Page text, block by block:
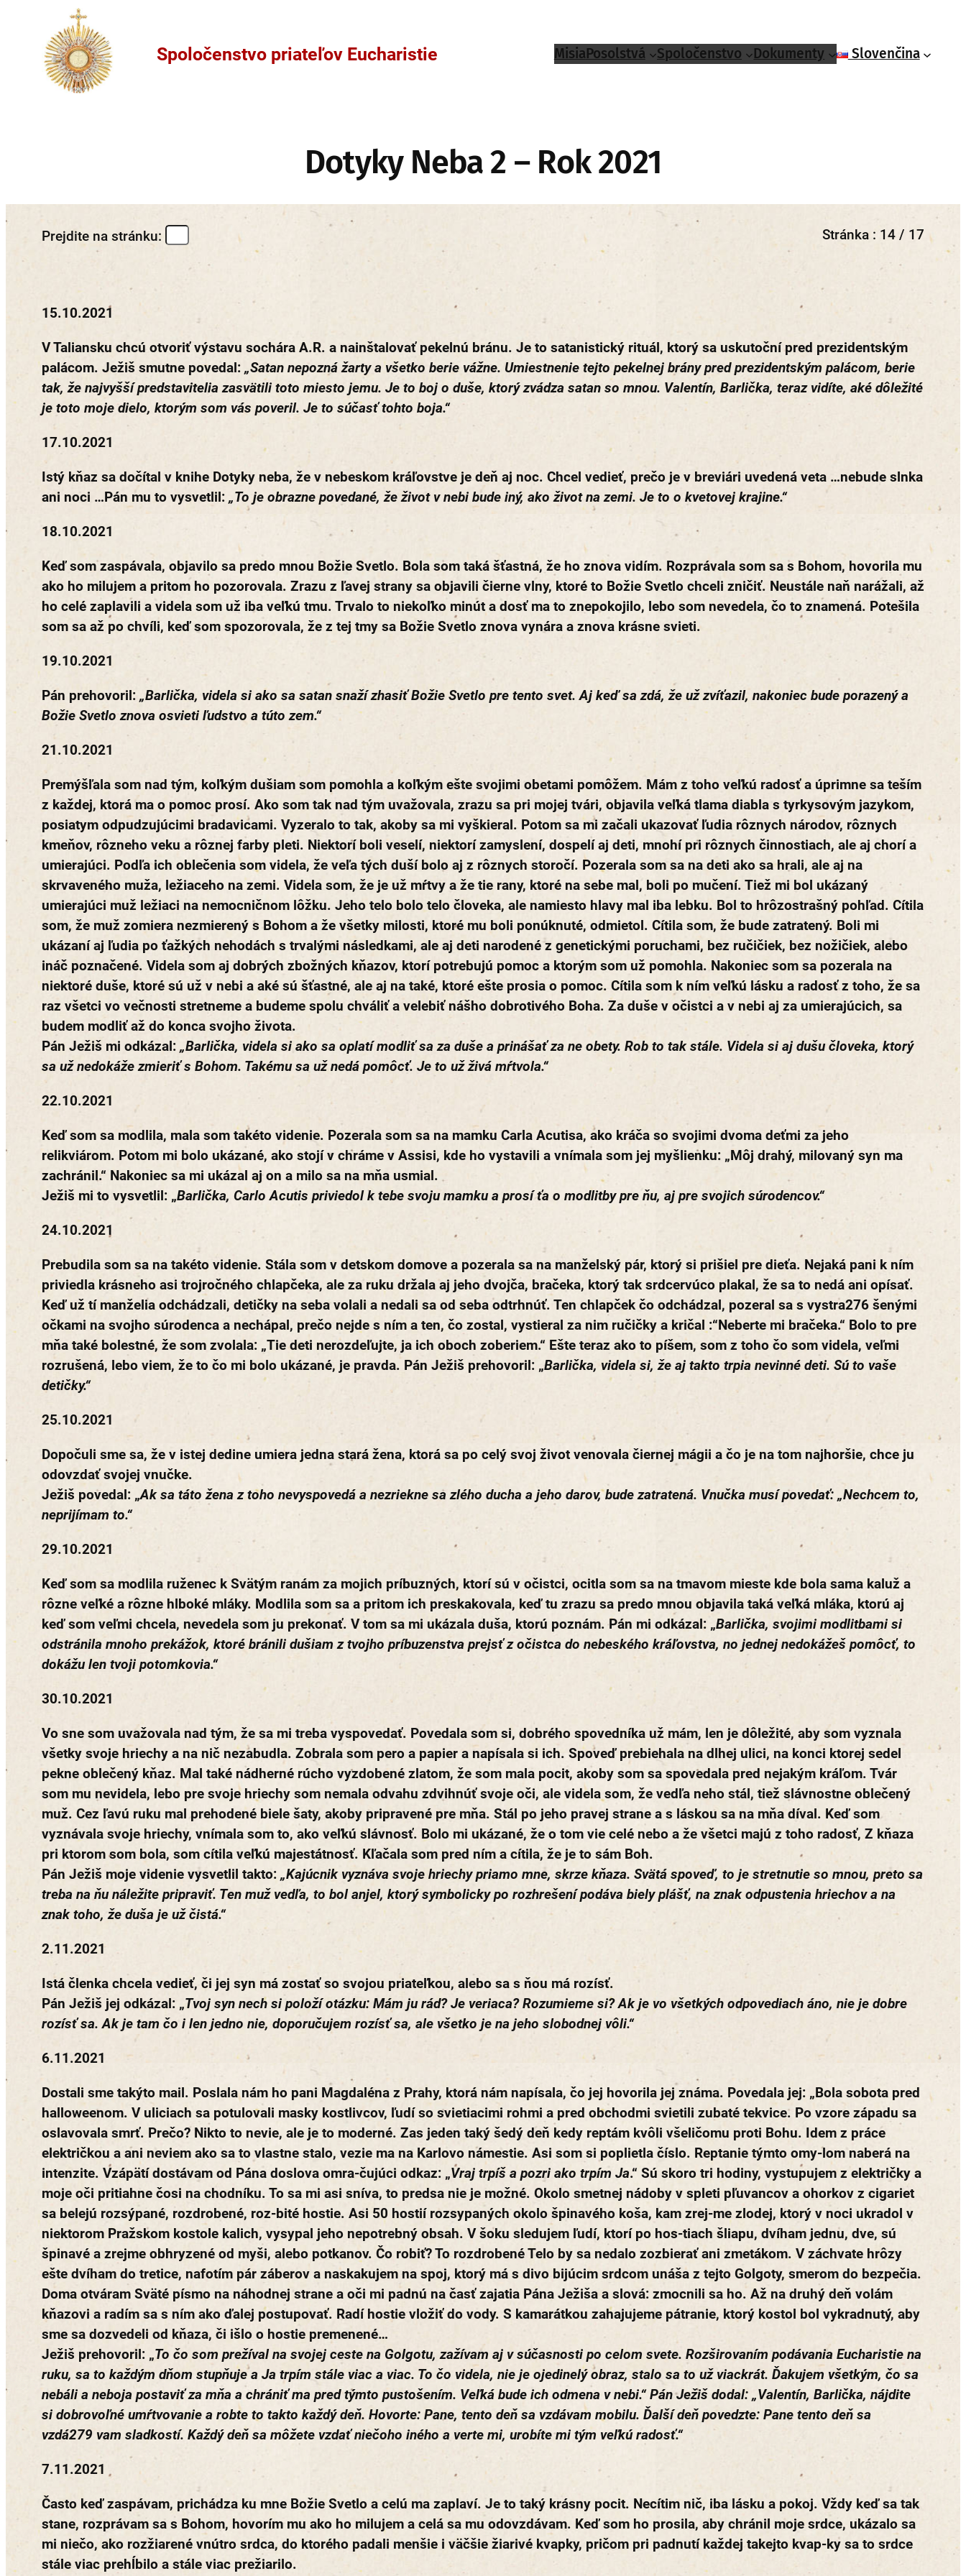
Spoločenstvo priateľov Eucharistie MisiaPosolstvá Spoločenstvo Dokumenty Slovenčina
Dotyky Neba 2 – Rok 2021
Prejdite na stránku: Stránka : 14 / 17
15.10.2021
V Taliansku chcú otvoriť výstavu sochára A.R. a nainštalovať pekelnú bránu. Je to satanistický rituál, ktorý sa uskutoční pred prezidentským
palácom. Ježiš smutne povedal: „Satan nepozná žarty a všetko berie vážne. Umiestnenie tejto pekelnej brány pred prezidentským palácom, berie
tak, že najvyšší predstavitelia zasvätili toto miesto jemu. Je to boj o duše, ktorý zvádza satan so mnou. Valentín, Barlička, teraz vidíte, aké dôležité
je toto moje dielo, ktorým som vás poveril. Je to súčasť tohto boja.“
17.10.2021
Istý kňaz sa dočítal v knihe Dotyky neba, že v nebeskom kráľovstve je deň aj noc. Chcel vedieť, prečo je v breviári uvedená veta …nebude slnka
ani noci …Pán mu to vysvetlil: „To je obrazne povedané, že život v nebi bude iný, ako život na zemi. Je to o kvetovej krajine.“
18.10.2021
Keď som zaspávala, objavilo sa predo mnou Božie Svetlo. Bola som taká šťastná, že ho znova vidím. Rozprávala som sa s Bohom, hovorila mu
ako ho milujem a pritom ho pozorovala. Zrazu z ľavej strany sa objavili čierne vlny, ktoré to Božie Svetlo chceli zničiť. Neustále naň narážali, až
ho celé zaplavili a videla som už iba veľkú tmu. Trvalo to niekoľko minút a dosť ma to znepokojilo, lebo som nevedela, čo to znamená. Potešila
som sa až po chvíli, keď som spozorovala, že z tej tmy sa Božie Svetlo znova vynára a znova krásne svieti.
19.10.2021
Pán prehovoril: „Barlička, videla si ako sa satan snaží zhasiť Božie Svetlo pre tento svet. Aj keď sa zdá, že už zvíťazil, nakoniec bude porazený a
Božie Svetlo znova osvieti ľudstvo a túto zem.“
21.10.2021
Premýšľala som nad tým, koľkým dušiam som pomohla a koľkým ešte svojimi obetami pomôžem. Mám z toho veľkú radosť a úprimne sa teším
z každej, ktorá ma o pomoc prosí. Ako som tak nad tým uvažovala, zrazu sa pri mojej tvári, objavila veľká tlama diabla s tyrkysovým jazykom,
posiatym odpudzujúcimi bradavicami. Vyzeralo to tak, akoby sa mi vyškieral. Potom sa mi začali ukazovať ľudia rôznych národov, rôznych
kmeňov, rôzneho veku a rôznej farby pleti. Niektorí boli veselí, niektorí zamyslení, dospelí aj deti, mnohí pri rôznych činnostiach, ale aj chorí a
umierajúci. Podľa ich oblečenia som videla, že veľa tých duší bolo aj z rôznych storočí. Pozerala som sa na deti ako sa hrali, ale aj na
skrvaveného muža, ležiaceho na zemi. Videla som, že je už mŕtvy a že tie rany, ktoré na sebe mal, boli po mučení. Tiež mi bol ukázaný
umierajúci muž ležiaci na nemocničnom lôžku. Jeho telo bolo telo človeka, ale namiesto hlavy mal iba lebku. Bol to hrôzostrašný pohľad. Cítila
som, že muž zomiera nezmierený s Bohom a že všetky milosti, ktoré mu boli ponúknuté, odmietol. Cítila som, že bude zatratený. Boli mi
ukázaní aj ľudia po ťažkých nehodách s trvalými následkami, ale aj deti narodené z genetickými poruchami, bez ručičiek, bez nožičiek, alebo
ináč poznačené. Videla som aj dobrých zbožných kňazov, ktorí potrebujú pomoc a ktorým som už pomohla. Nakoniec som sa pozerala na
niektoré duše, ktoré sú už v nebi a aké sú šťastné, ale aj na také, ktoré ešte prosia o pomoc. Cítila som k ním veľkú lásku a radosť z toho, že sa
raz všetci vo večnosti stretneme a budeme spolu chváliť a velebiť nášho dobrotivého Boha. Za duše v očistci a v nebi aj za umierajúcich, sa
budem modliť až do konca svojho života.
Pán Ježiš mi odkázal: „Barlička, videla si ako sa oplatí modliť sa za duše a prinášať za ne obety. Rob to tak stále. Videla si aj dušu človeka, ktorý
sa už nedokáže zmieriť s Bohom. Takému sa už nedá pomôcť. Je to už živá mŕtvola.“
22.10.2021
Keď som sa modlila, mala som takéto videnie. Pozerala som sa na mamku Carla Acutisa, ako kráča so svojimi dvoma deťmi za jeho
relikviárom. Potom mi bolo ukázané, ako stojí v chráme v Assisi, kde ho vystavili a vnímala som jej myšlienku: „Môj drahý, milovaný syn ma
zachránil.“ Nakoniec sa mi ukázal aj on a milo sa na mňa usmial.
Ježiš mi to vysvetlil: „Barlička, Carlo Acutis priviedol k tebe svoju mamku a prosí ťa o modlitby pre ňu, aj pre svojich súrodencov.“
24.10.2021
Prebudila som sa na takéto videnie. Stála som v detskom domove a pozerala sa na manželský pár, ktorý si prišiel pre dieťa. Nejaká pani k ním
priviedla krásneho asi trojročného chlapčeka, ale za ruku držala aj jeho dvojča, bračeka, ktorý tak srdcervúco plakal, že sa to nedá ani opísať.
Keď už tí manželia odchádzali, detičky na seba volali a nedali sa od seba odtrhnúť. Ten chlapček čo odchádzal, pozeral sa s vystra276 šenými
očkami na svojho súrodenca a nechápal, prečo nejde s ním a ten, čo zostal, vystieral za nim ručičky a kričal :“Neberte mi bračeka.“ Bolo to pre
mňa také bolestné, že som zvolala: „Tie deti nerozdeľujte, ja ich oboch zoberiem.“ Ešte teraz ako to píšem, som z toho čo som videla, veľmi
rozrušená, lebo viem, že to čo mi bolo ukázané, je pravda. Pán Ježiš prehovoril: „Barlička, videla si, že aj takto trpia nevinné deti. Sú to vaše
detičky.“
25.10.2021
Dopočuli sme sa, že v istej dedine umiera jedna stará žena, ktorá sa po celý svoj život venovala čiernej mágii a čo je na tom najhoršie, chce ju
odovzdať svojej vnučke.
Ježiš povedal: „Ak sa táto žena z toho nevyspovedá a nezriekne sa zlého ducha a jeho darov, bude zatratená. Vnučka musí povedať: „Nechcem to,
neprijímam to.“
29.10.2021
Keď som sa modlila ruženec k Svätým ranám za mojich príbuzných, ktorí sú v očistci, ocitla som sa na tmavom mieste kde bola sama kaluž a
rôzne veľké a rôzne hlboké mláky. Modlila som sa a pritom ich preskakovala, keď tu zrazu sa predo mnou objavila taká veľká mláka, ktorú aj
keď som veľmi chcela, nevedela som ju prekonať. V tom sa mi ukázala duša, ktorú poznám. Pán mi odkázal: „Barlička, svojimi modlitbami si
odstránila mnoho prekážok, ktoré bránili dušiam z tvojho príbuzenstva prejsť z očistca do nebeského kráľovstva, no jednej nedokážeš pomôcť, to
dokážu len tvoji potomkovia.“
30.10.2021
Vo sne som uvažovala nad tým, že sa mi treba vyspovedať. Povedala som si, dobrého spovedníka už mám, len je dôležité, aby som vyznala
všetky svoje hriechy a na nič nezabudla. Zobrala som pero a papier a napísala si ich. Spoveď prebiehala na dlhej ulici, na konci ktorej sedel
pekne oblečený kňaz. Mal také nádherné rúcho vyzdobené zlatom, že som mala pocit, akoby som sa spovedala pred nejakým kráľom. Tvár
som mu nevidela, lebo pre svoje hriechy som nemala odvahu zdvihnúť svoje oči, ale videla som, že vedľa neho stál, tiež slávnostne oblečený
muž. Cez ľavú ruku mal prehodené biele šaty, akoby pripravené pre mňa. Stál po jeho pravej strane a s láskou sa na mňa díval. Keď som
vyznávala svoje hriechy, vnímala som to, ako veľkú slávnosť. Bolo mi ukázané, že o tom vie celé nebo a že všetci majú z toho radosť, Z kňaza
pri ktorom som bola, som cítila veľkú majestátnosť. Kľačala som pred ním a cítila, že je to sám Boh.
Pán Ježiš moje videnie vysvetlil takto: „Kajúcnik vyznáva svoje hriechy priamo mne, skrze kňaza. Svätá spoveď, to je stretnutie so mnou, preto sa
treba na ňu náležite pripraviť. Ten muž vedľa, to bol anjel, ktorý symbolicky po rozhrešení podáva biely plášť, na znak odpustenia hriechov a na
znak toho, že duša je už čistá.“
2.11.2021
Istá členka chcela vedieť, či jej syn má zostať so svojou priateľkou, alebo sa s ňou má rozísť.
Pán Ježiš jej odkázal: „Tvoj syn nech si položí otázku: Mám ju rád? Je veriaca? Rozumieme si? Ak je vo všetkých odpovediach áno, nie je dobre
rozísť sa. Ak je tam čo i len jedno nie, doporučujem rozísť sa, ale všetko je na jeho slobodnej vôli.“
6.11.2021
Dostali sme takýto mail. Poslala nám ho pani Magdaléna z Prahy, ktorá nám napísala, čo jej hovorila jej známa. Povedala jej: „Bola sobota pred
halloweenom. V uliciach sa potulovali masky kostlivcov, ľudí so svietiacimi rohmi a pred obchodmi svietili zubaté tekvice. Po vzore západu sa
oslavovala smrť. Prečo? Nikto to nevie, ale je to moderné. Zas jeden taký šedý deň kedy reptám kvôli všeličomu proti Bohu. Idem z práce
električkou a ani neviem ako sa to vlastne stalo, vezie ma na Karlovo námestie. Asi som si poplietla číslo. Reptanie týmto omy-lom naberá na
intenzite. Vzápätí dostávam od Pána doslova omra-čujúci odkaz: „Vraj trpíš a pozri ako trpím Ja.“ Sú skoro tri hodiny, vystupujem z električky a
moje oči pritiahne čosi na chodníku. To sa mi asi sníva, to predsa nie je možné. Okolo smetnej nádoby v spleti pľuvancov a ohorkov z cigariet
sa belejú rozsýpané, rozdrobené, roz-bité hostie. Asi 50 hostií rozsypaných okolo špinavého koša, kam zrej-me zlodej, ktorý v noci ukradol v
niektorom Pražskom kostole kalich, vysypal jeho nepotrebný obsah. V šoku sledujem ľudí, ktorí po hos-tiach šliapu, dvíham jednu, dve, sú
špinavé a zrejme obhryzené od myši, alebo potkanov. Čo robiť? To rozdrobené Telo by sa nedalo zozbierať ani zmetákom. V záchvate hrôzy
ešte dvíham do tretice, nafotím pár záberov a naskakujem na spoj, ktorý má s divo bijúcim srdcom unáša z tejto Golgoty, smerom do bezpečia.
Doma otváram Sväté písmo na náhodnej strane a oči mi padnú na časť zajatia Pána Ježiša a slová: zmocnili sa ho. Až na druhý deň volám
kňazovi a radím sa s ním ako ďalej postupovať. Radí hostie vložiť do vody. S kamarátkou zahajujeme pátranie, ktorý kostol bol vykradnutý, aby
sme sa dozvedeli od kňaza, či išlo o hostie premenené…
Ježiš prehovoril: „To čo som prežíval na svojej ceste na Golgotu, zažívam aj v súčasnosti po celom svete. Rozširovaním podávania Eucharistie na
ruku, sa to každým dňom stupňuje a Ja trpím stále viac a viac. To čo videla, nie je ojedinelý obraz, stalo sa to už viackrát. Ďakujem všetkým, čo sa
nebáli a neboja postaviť za mňa a chrániť ma pred týmto pustošením. Veľká bude ich odmena v nebi.“ Pán Ježiš dodal: „Valentín, Barlička, nájdite
si dobrovoľné umŕtvovanie a robte to takto každý deň. Hovorte: Pane, tento deň sa vzdávam mobilu. Ďalší deň povedzte: Pane tento deň sa
vzdá279 vam sladkostí. Každý deň sa môžete vzdať niečoho iného a verte mi, urobíte mi tým veľkú radosť.“
7.11.2021
Často keď zaspávam, prichádza ku mne Božie Svetlo a celú ma zaplaví. Je to taký krásny pocit. Necítim nič, iba lásku a pokoj. Vždy keď sa tak
stane, rozprávam sa s Bohom, hovorím mu ako ho milujem a celá sa mu odovzdávam. Keď som ho prosila, aby chránil moje srdce, ukázalo sa
mi niečo, ako rozžiarené vnútro srdca, do ktorého padali menšie i väčšie žiarivé kvapky, pričom pri padnutí každej takejto kvap-ky sa to srdce
stále viac prehĺbilo a stále viac prežiarilo.